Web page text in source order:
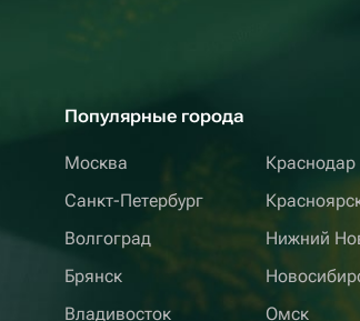
Популярные города
Москва
Санкт-Петербург
Волгоград
Брянск
Владивосток
Краснодар
Нижний
Омск